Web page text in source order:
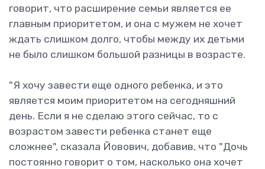
говорит, что расширение семьи является ее
главным приоритетом, и она с мужем не хочет
ждать слишком долго, чтобы между их детьми
не было слишком большой разницы в возрасте.
"Я хочу завести еще одного ребенка, и это
является моим приоритетом на сегодняшний
день. Если я не сделаю этого сейчас, то с
возрастом завести ребенка станет еще
сложнее", сказала Йовович, добавив, что "Дочь
постоянно говорит о том, насколько она хочет